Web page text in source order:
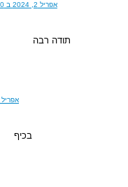
אפריל 2, 2024 ב 14:50
תודה רבה
אפריל 2, 2024 ב 14:54
בכיף